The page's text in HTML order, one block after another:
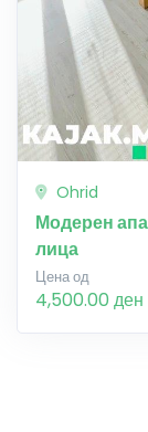
Ohrid
Модерен
лица
Цена од
4,500.00 ден